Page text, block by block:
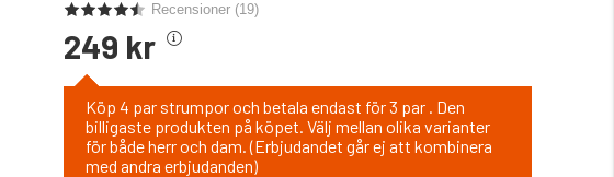
Recensioner (19)
249 kr
Köp 4 par strumpor och betala endast för 3 par . Den
billigaste produkten på köpet. Välj mellan olika varianter
för både herr och dam. (Erbjudandet går ej att kombinera
med andra erbjudanden)